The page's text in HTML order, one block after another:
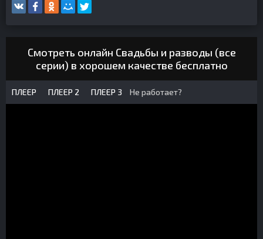
Смотреть онлайн Свадьбы и разводы (все
серии) в хорошем качестве бесплатно
ПЛЕЕР ПЛЕЕР 2 ПЛЕЕР 3 Не работает?